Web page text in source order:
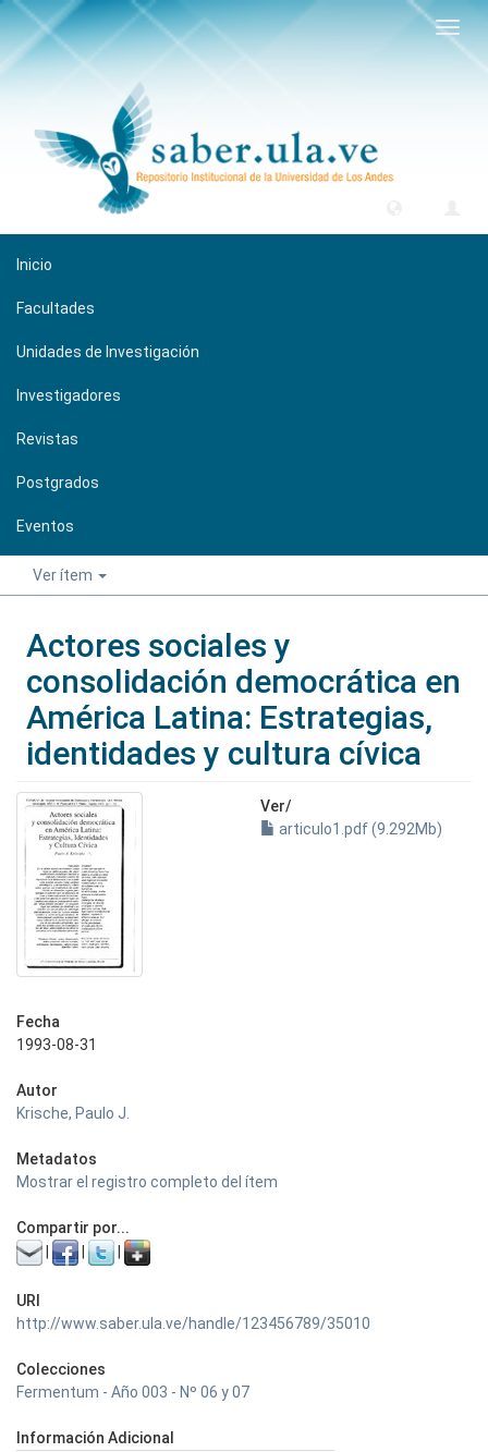
Inicio
Facultades
Unidades de Investigación
Investigadores
Revistas
Postgrados
Eventos
Ver ítem
Actores sociales y
consolidación democrática en
América Latina: Estrategias,
identidades y cultura cívica
Ver/
articulo1.pdf (9.292Mb)
Fecha
1993-08-31
Autor
Krische, Paulo J.
Metadatos
Mostrar el registro completo del ítem
Compartir por...
URI
http://www.saber.ula.ve/handle/123456789/35010
Colecciones
Fermentum - Año 003 - Nº 06 y 07
Información Adicional